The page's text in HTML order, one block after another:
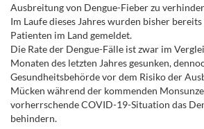
Ausbreitung von Dengue-Fieber zu
Im Laufe dieses Jahres wurden bisher
Patienten im Land gemeldet.
Die Rate der Dengue-Fälle ist zwar im
Monaten des letzten Jahres gesunken,
Gesundheitsbehörde vor dem Risiko der
Mücken während der kommenden
vorherrschende COVID-19-Situation das
behindern.